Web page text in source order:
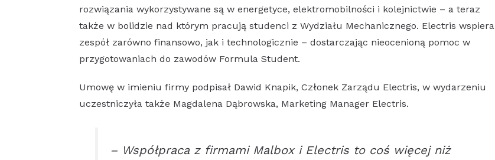
rozwiązania wykorzystywane są w energetyce, elektromobilności i kolejnictwie – a teraz
także w bolidzie nad którym pracują studenci z Wydziału Mechanicznego. Electris wspiera
zespół zarówno finansowo, jak i technologicznie – dostarczając nieocenioną pomoc w
przygotowaniach do zawodów Formula Student.
Umowę w imieniu firmy podpisał Dawid Knapik, Członek Zarządu Electris, w wydarzeniu
uczestniczyła także Magdalena Dąbrowska, Marketing Manager Electris.
– Współpraca z firmami Malbox i Electris to coś więcej niż